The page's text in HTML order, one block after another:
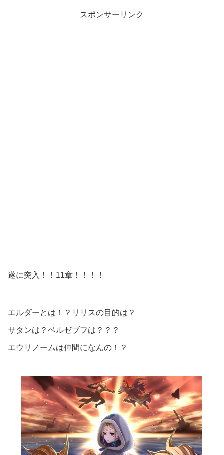
スポンサーリンク
遂に突入！！11章！！！！
エルダーとは！？リリスの目的は？
サタンは？ベルゼブフは？？？
エウリノームは仲間になんの！？